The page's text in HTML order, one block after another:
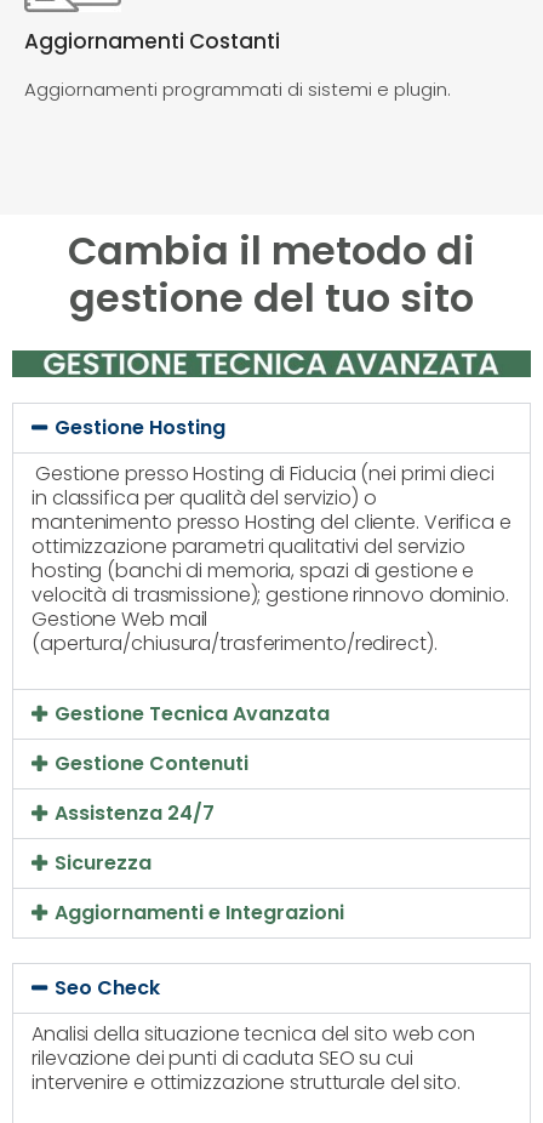
Aggiornamenti Costanti
Aggiornamenti programmati di sistemi e plugin.
Cambia il metodo di
gestione del tuo sito
Gestione Hosting
Gestione presso Hosting di Fiducia (nei primi dieci
in classifica per qualità del servizio) o
mantenimento presso Hosting del cliente. Verifica e
ottimizzazione parametri qualitativi del servizio
hosting (banchi di memoria, spazi di gestione e
velocità di trasmissione); gestione rinnovo dominio.
Gestione Web mail
(apertura/chiusura/trasferimento/redirect).
Gestione Tecnica Avanzata
Gestione Contenuti
Assistenza 24/7
Sicurezza
Aggiornamenti e Integrazioni
Seo Check
Analisi della situazione tecnica del sito web con
rilevazione dei punti di caduta SEO su cui
intervenire e ottimizzazione strutturale del sito.